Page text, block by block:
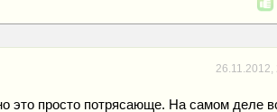
26.11.2012,
это просто потрясающе. На самом деле